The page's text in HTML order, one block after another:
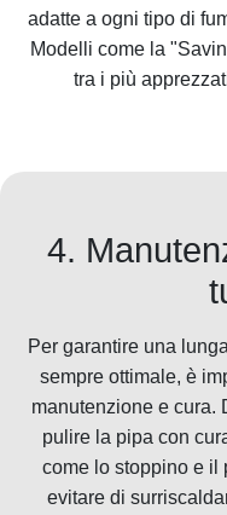
adatte a ogni tipo di
Modelli come la
tra i più
4.
Per garantire una
sempre ottimale, è
manutenzione e cura.
pulire la pipa con
come lo stoppino e il
evitare di